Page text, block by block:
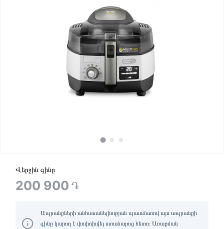
Վերջին գինը
200 900 ֏
Ապրանքների անհասանելիության պատճառով այս ապրանքի
գինը կարող է փոփոխվել ստանալուց հետո։ Առաքման